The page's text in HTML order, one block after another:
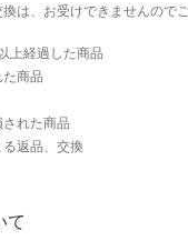
は、お受けできませんので
上経過した商品
商品
れた商品
返品、交換
て